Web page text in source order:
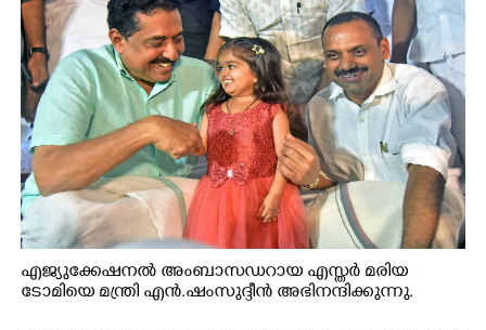
എജ്യുക്കേഷനൽ അംബാസഡറായ എസ്തർ മരിയ
ടോമിയെ മന്ത്രി എൻ.ഷംസുദ്ദീൻ അഭിനന്ദിക്കുന്നു.